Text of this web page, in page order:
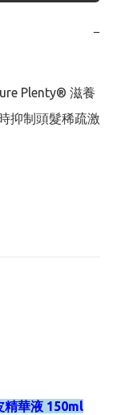
−
Plenty® 滋養
抑制頭髮稀疏激
華液 150ml